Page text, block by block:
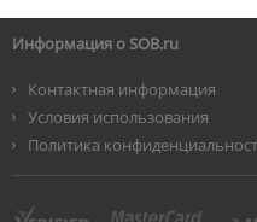
Информация о SOB.ru
Контактная информация
Условия использования
Политика